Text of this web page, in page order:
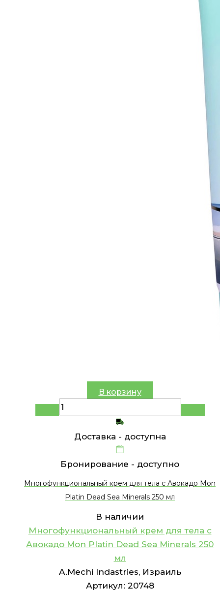
В корзину
Доставка - доступна
Бронирование - доступно
Многофункциональный крем для тела с Авокадо Mon
Platin Dead Sea Minerals 250 мл
В наличии
Многофункциональный крем для тела с
Авокадо Mon Platin Dead Sea Minerals 250
мл
A.Mechi Indastries, Израиль
Артикул: 20748